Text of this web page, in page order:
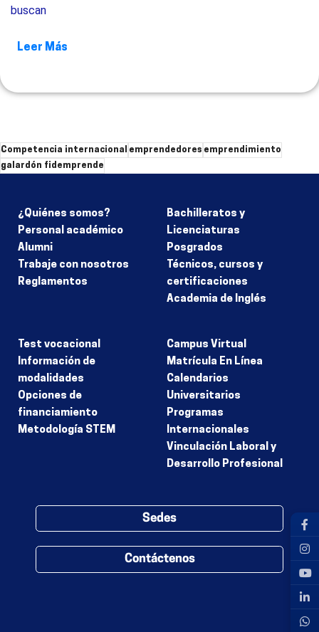
buscan
Leer Más
Competencia internacional emprendedores emprendimiento
galardón fidemprende
¿Quiénes somos?
Personal académico
Alumni
Trabaje con nosotros
Reglamentos
Bachilleratos y
Licenciaturas
Posgrados
Técnicos, cursos y
certificaciones
Academia de Inglés
Test vocacional
Información de
modalidades
Opciones de
financiamiento
Metodología STEM
Campus Virtual
Matrícula En Línea
Calendarios
Universitarios
Programas
Internacionales
Vinculación Laboral y
Desarrollo Profesional
Sedes
Contáctenos